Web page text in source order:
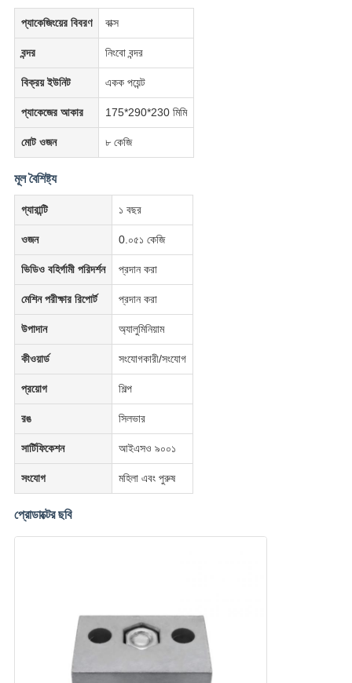
প্যাকেজিংয়ের বিবরণ বাক্স
বন্দর নিংবো বন্দর
বিক্রয় ইউনিট একক পয়েন্ট
প্যাকেজের আকার 175*290*230 মিমি
মোট ওজন ৮ কেজি
মূল বৈশিষ্ট্য
গ্যারান্টি ১ বছর
ওজন 0.০৫১ কেজি
ভিডিও বহির্গামী পরিদর্শন প্রদান করা
মেশিন পরীক্ষার রিপোর্ট প্রদান করা
উপাদান অ্যালুমিনিয়াম
কীওয়ার্ড সংযোগকারী/সংযোগ
প্রয়োগ শিল্প
রঙ সিলভার
সার্টিফিকেশন আইএসও ৯০০১
সংযোগ মহিলা এবং পুরুষ
প্রোডাক্টের ছবি